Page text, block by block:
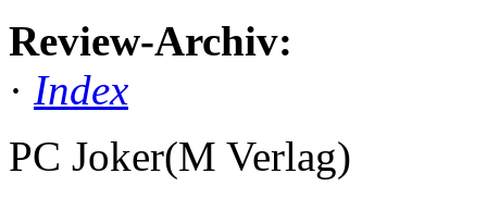
Review-Archiv:
· Index
PC Joker(M Verlag)